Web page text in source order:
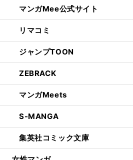
マンガMee公式サイト
リマコミ
ジャンプTOON
ZEBRACK
マンガMeets
S-MANGA
集英社コミック文庫